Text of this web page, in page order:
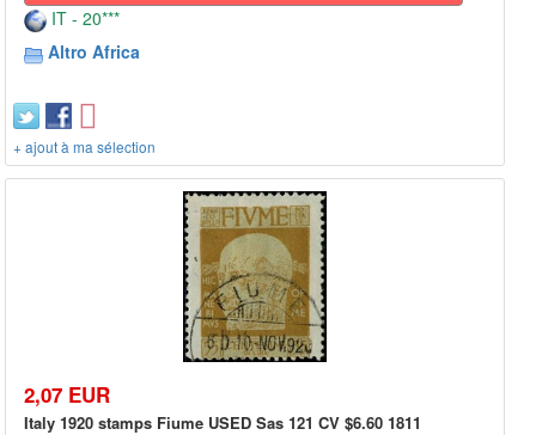
IT - 20***
Altro Africa
+ ajout à ma sélection
2,07 EUR
Italy 1920 stamps Fiume USED Sas 121 CV $6.60 1811